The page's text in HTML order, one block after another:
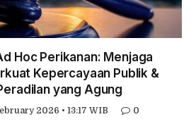
Hoc Perikanan: Menjaga
Kepercayaan Publik &
yang Agung
2026 • 13:17 WIB 0